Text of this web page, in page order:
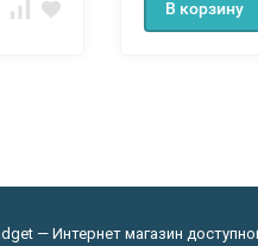
В корзину
— Интернет магазин